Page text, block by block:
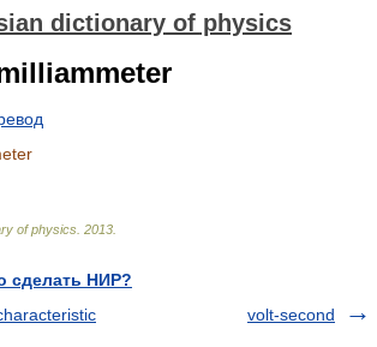
dictionary of physics
of physics 2013
сделать НИР?
volt-second